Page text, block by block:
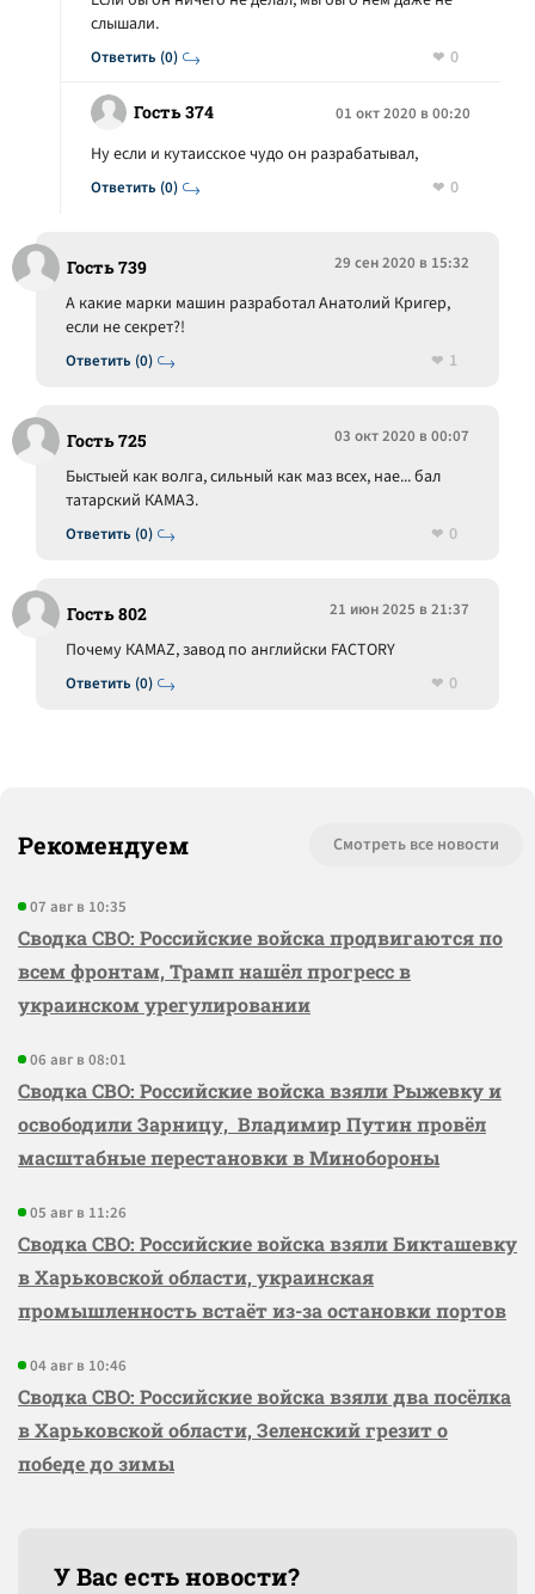
Ответить (0)
слышали.
0
Гость 374 01 окт 2020 в 00:20
Ответить (0)
Ну если и кутаисское чудо он разрабатывал,
0
Гость 739 29 сен 2020 в 15:32
Ответить (0)
А какие марки машин разработал Анатолий Кригер,
если не секрет?!
1
Гость 725 03 окт 2020 в 00:07
Ответить (0)
Быстыей как волга, сильный как маз всех, нае... бал
татарский КАМАЗ.
0
Гость 802 21 июн 2025 в 21:37
Ответить (0)
Почему КАМАZ, завод по английски FACTORY
0
Рекомендуем Смотреть все новости
07 авг в 10:35
Сводка СВО: Российские войска продвигаются по
всем фронтам, Трамп нашёл прогресс в
украинском урегулировании
06 авг в 08:01
Сводка СВО: Российские войска взяли Рыжевку и
освободили Зарницу, Владимир Путин провёл
масштабные перестановки в Минобороны
05 авг в 11:26
Сводка СВО: Российские войска взяли Бикташевку
в Харьковской области, украинская
промышленность встаёт из-за остановки портов
04 авг в 10:46
Сводка СВО: Российские войска взяли два посёлка
в Харьковской области, Зеленский грезит о
победе до зимы
У Вас есть новости?